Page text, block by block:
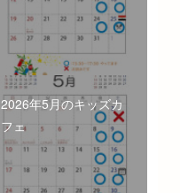
2026年5月のキッズカ
フェ